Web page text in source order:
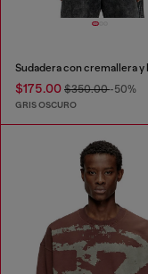
$175.00 $350.00-50%
GRIS OSCURO